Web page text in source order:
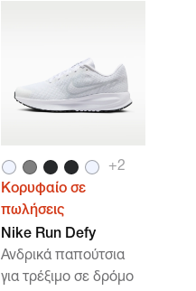
+2
Κορυφαίο σε
πωλήσεις
Nike Run Defy
Ανδρικά παπούτσια
για τρέξιμο σε δρόμο